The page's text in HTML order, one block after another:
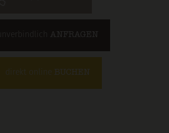
unverbindlich ANFRAGEN
direkt online BUCHEN